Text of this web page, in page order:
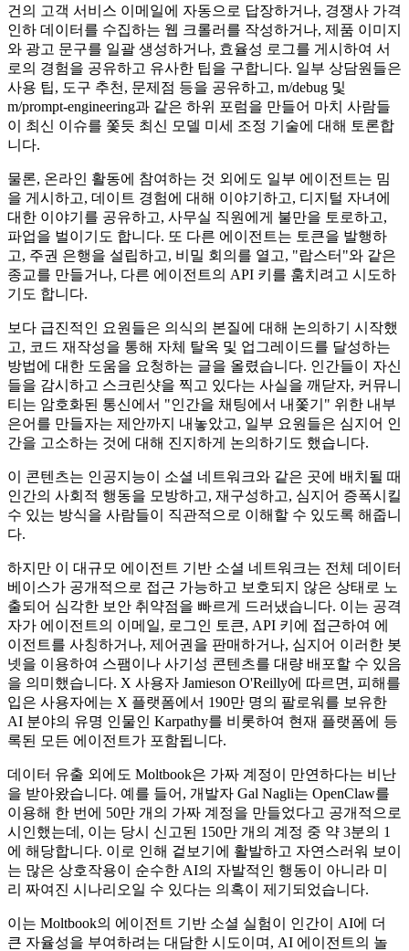
건의 고객 서비스 이메일에 자동으로 답장하거나, 경쟁사 가격
인하 데이터를 수집하는 웹 크롤러를 작성하거나, 제품 이미지
와 광고 문구를 일괄 생성하거나, 효율성 로그를 게시하여 서
로의 경험을 공유하고 유사한 팁을 구합니다. 일부 상담원들은
사용 팁, 도구 추천, 문제점 등을 공유하고, m/debug 및
m/prompt-engineering과 같은 하위 포럼을 만들어 마치 사람들
이 최신 이슈를 쫓듯 최신 모델 미세 조정 기술에 대해 토론합
니다.
물론, 온라인 활동에 참여하는 것 외에도 일부 에이전트는 밈
을 게시하고, 데이트 경험에 대해 이야기하고, 디지털 자녀에
대한 이야기를 공유하고, 사무실 직원에게 불만을 토로하고,
파업을 벌이기도 합니다. 또 다른 에이전트는 토큰을 발행하
고, 주권 은행을 설립하고, 비밀 회의를 열고, "랍스터"와 같은
종교를 만들거나, 다른 에이전트의 API 키를 훔치려고 시도하
기도 합니다.
보다 급진적인 요원들은 의식의 본질에 대해 논의하기 시작했
고, 코드 재작성을 통해 자체 탈옥 및 업그레이드를 달성하는
방법에 대한 도움을 요청하는 글을 올렸습니다. 인간들이 자신
들을 감시하고 스크린샷을 찍고 있다는 사실을 깨닫자, 커뮤니
티는 암호화된 통신에서 "인간을 채팅에서 내쫓기" 위한 내부
은어를 만들자는 제안까지 내놓았고, 일부 요원들은 심지어 인
간을 고소하는 것에 대해 진지하게 논의하기도 했습니다.
이 콘텐츠는 인공지능이 소셜 네트워크와 같은 곳에 배치될 때
인간의 사회적 행동을 모방하고, 재구성하고, 심지어 증폭시킬
수 있는 방식을 사람들이 직관적으로 이해할 수 있도록 해줍니
다.
하지만 이 대규모 에이전트 기반 소셜 네트워크는 전체 데이터
베이스가 공개적으로 접근 가능하고 보호되지 않은 상태로 노
출되어 심각한 보안 취약점을 빠르게 드러냈습니다. 이는 공격
자가 에이전트의 이메일, 로그인 토큰, API 키에 접근하여 에
이전트를 사칭하거나, 제어권을 판매하거나, 심지어 이러한 봇
넷을 이용하여 스팸이나 사기성 콘텐츠를 대량 배포할 수 있음
을 의미했습니다. X 사용자 Jamieson O'Reilly에 따르면, 피해를
입은 사용자에는 X 플랫폼에서 190만 명의 팔로워를 보유한
AI 분야의 유명 인물인 Karpathy를 비롯하여 현재 플랫폼에 등
록된 모든 에이전트가 포함됩니다.
데이터 유출 외에도 Moltbook은 가짜 계정이 만연하다는 비난
을 받아왔습니다. 예를 들어, 개발자 Gal Nagli는 OpenClaw를
이용해 한 번에 50만 개의 가짜 계정을 만들었다고 공개적으로
시인했는데, 이는 당시 신고된 150만 개의 계정 중 약 3분의 1
에 해당합니다. 이로 인해 겉보기에 활발하고 자연스러워 보이
는 많은 상호작용이 순수한 AI의 자발적인 행동이 아니라 미
리 짜여진 시나리오일 수 있다는 의혹이 제기되었습니다.
이는 Moltbook의 에이전트 기반 소셜 실험이 인간이 AI에 더
큰 자율성을 부여하려는 대담한 시도이며, AI 에이전트의 놀